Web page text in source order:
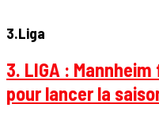
3.Liga
3. LIGA :
pour lancer la